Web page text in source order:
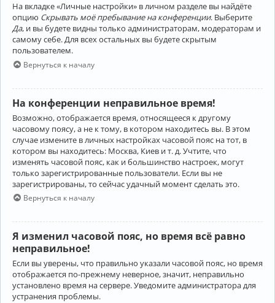
На вкладке «Личные настройки» в личном разделе вы найдёте
опцию Скрывать моё пребывание на конференции. Выберите
Да, и вы будете видны только администраторам, модераторам и
самому себе. Для всех остальных вы будете скрытым
пользователем.
Вернуться к началу
На конференции неправильное время!
Возможно, отображается время, относящееся к другому
часовому поясу, а не к тому, в котором находитесь вы. В этом
случае измените в личных настройках часовой пояс на тот, в
котором вы находитесь: Москва, Киев и т. д. Учтите, что
изменять часовой пояс, как и большинство настроек, могут
только зарегистрированные пользователи. Если вы не
зарегистрированы, то сейчас удачный момент сделать это.
Вернуться к началу
Я изменил часовой пояс, но время всё равно
неправильное!
Если вы уверены, что правильно указали часовой пояс, но время
отображается по-прежнему неверное, значит, неправильно
установлено время на сервере. Уведомите администратора для
устранения проблемы.